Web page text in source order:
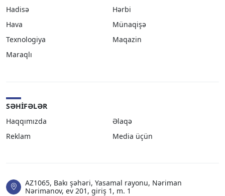
Hadisə
Hərbi
Hava
Münaqişə
Texnologiya
Maqazin
Maraqlı
SƏHIFƏLƏR
Haqqımızda
Əlaqə
Reklam
Media üçün
AZ1065, Bakı şəhəri, Yasamal rayonu, Nəriman
Nərimanov, ev 201, giriş 1, m. 1